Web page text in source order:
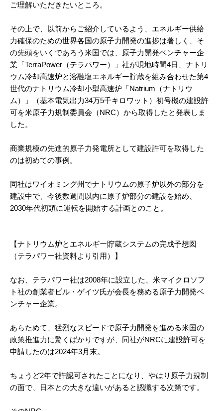
ご理解いただきたいところ。
その上で、以前からご紹介しているよう、エネルギー供給
力確保のための世界各国の原子力開発の進捗は著しく、そ
の先頭をいくであろう米国では、原子力開発ベンチャー企
業「TerraPower（テラパワー）」社が現地時間4日、ナトリ
ウム冷却高速炉と溶融塩エネルギー貯蔵を組み合わせた第4
世代のナトリウム冷却小型高速炉「Natrium（ナトリウ
ム）」（基本電気出力34万5千キロワット）初号機の建設許
可を米原子力規制委員会（NRC）から取得したと発表しま
した。
商業規模の先進的原子力発電所として建設許可を取得した
のは初めての事例。
同社はワイオミング州でナトリウムの原子炉以外の部分を
建設中で、今後数週間以内に原子炉部分の建設を始め、
2030年代初頭に運転を開始する計画とのこと。
【ナトリウム炉とエネルギー貯蔵システムの完成予想図
（テラパワー社資料より引用）】
なお、テラパワー社は2008年に設立した、米マイクロソフ
ト社の創業者ビル・ゲイツ氏が会長を務める原子力開発ベ
ンチャー企業。
あらためて、猛烈なスピードで原子力開発を進める米国の
政策推進力に驚くばかりですが、同社がNRCに建設許可を
申請したのは2024年3月末。
ちょうど2年で許認可されたことになり、やはり原子力規制
の面で、日本との大きな違いがあると認識する次第です。